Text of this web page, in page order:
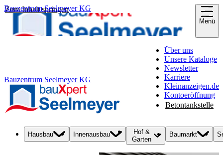
Zum Inhalt springen
Bauzentrum Seelmeyer KG
Menü
Bauzentrum Seelmeyer KG
Über uns
Unsere Kataloge
Newsletter
Karriere
Kleinanzeigen.de
Kontoeröffnung
Betontankstelle
Hausbau Innenausbau
Hof &
Garten
Baumarkt